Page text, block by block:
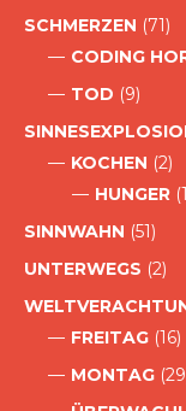
SCHMERZEN (71)
CODING
TOD (9)
KOCHEN (2)
HUNGER
SINNWAHN (51)
UNTERWEGS (2)
FREITAG (16)
MONTAG